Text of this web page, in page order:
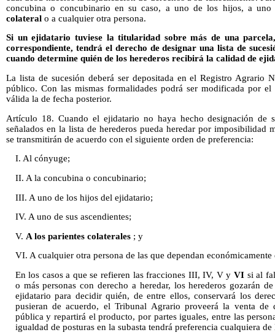
concubina o concubinario en su caso, a uno de los hijos, a uno
colateral o a cualquier otra persona.
Si un ejidatario tuviese la titularidad sobre más de una
correspondiente, tendrá el derecho de designar una lista de
cuando determine quién de los herederos recibirá la calidad de
La lista de sucesión deberá ser depositada en el Registro Agrario
público. Con las mismas formalidades podrá ser modificada por
válida la de fecha posterior.
Artículo 18. Cuando el ejidatario no haya hecho designación de
señalados en la lista de herederos pueda heredar por imposibilidad
se transmitirán de acuerdo con el siguiente orden de preferencia:
I. Al cónyuge;
II. A la concubina o concubinario;
III. A uno de los hijos del ejidatario;
IV. A uno de sus ascendientes;
V. A los parientes colaterales; y
VI. A cualquier otra persona de las que dependan económicamente
En los casos a que se refieren las fracciones III, IV, V yVI si al
o más personas con derecho a heredar, los herederos gozarán
ejidatario para decidir quién, de entre ellos, conservará los
pusieran de acuerdo, el Tribunal Agrario proveerá la venta de
pública y repartirá el producto, por partes iguales, entre las
igualdad de posturas en la subasta tendrá preferencia cualquiera de